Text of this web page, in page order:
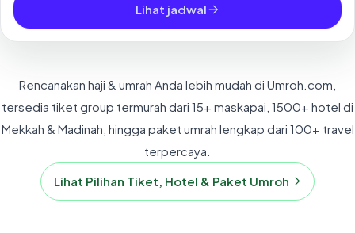
Lihat jadwal
Rencanakan haji & umrah Anda lebih mudah di Umroh.com,
tersedia tiket group termurah dari 15+ maskapai, 1500+ hotel di
Mekkah & Madinah, hingga paket umrah lengkap dari 100+ travel
terpercaya.
Lihat Pilihan Tiket, Hotel & Paket Umroh